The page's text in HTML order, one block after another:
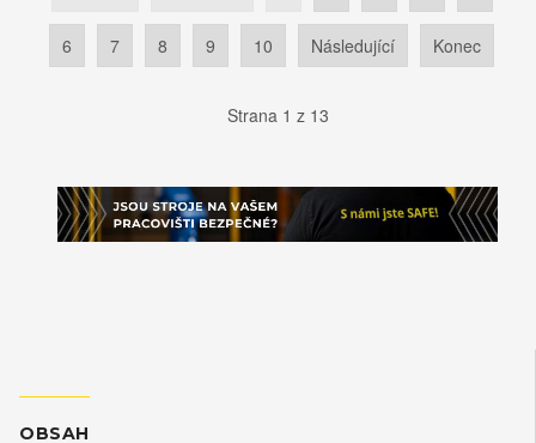
6 7 8 9 10 Následující Konec
Strana 1 z 13
OBSAH